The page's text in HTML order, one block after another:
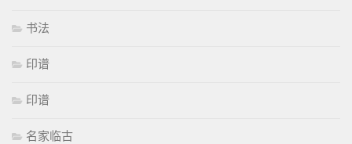
书法
印谱
印谱
名家临古